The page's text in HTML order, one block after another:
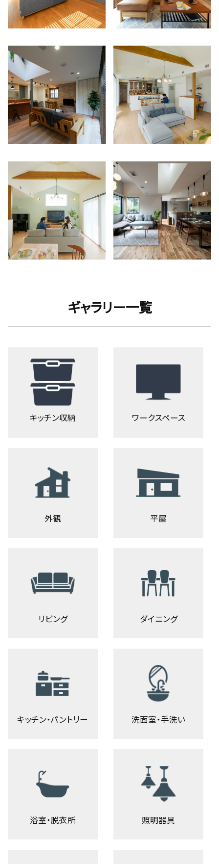
ギャラリー一覧
キッチン収納 ワークスペース
外観 平屋
リビング ダイニング
キッチン・パントリー 洗面室・手洗い
浴室・脱衣所 照明器具